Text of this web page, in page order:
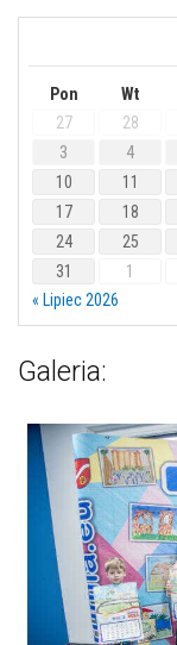
Pon Wt
27
28
3
4
10
11
17
18
24
25
31
1
« Lipiec 2026
Galeria: